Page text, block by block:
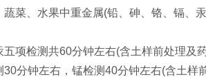
菜、水果中重金属(铅、砷、铬、镉、
项检测共60分钟左右(含土样前处理及
分钟左右，锰检测40分钟左右(含土样